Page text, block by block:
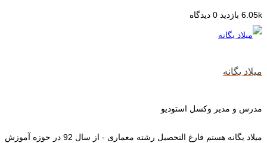
6.05k بازدید
میلاد یگانه
مدرس و مدیر وکسل استودیو
میلاد یگانه هستم فارغ التحصیل رشته معماری - از سال 92 در حوزه آموزش